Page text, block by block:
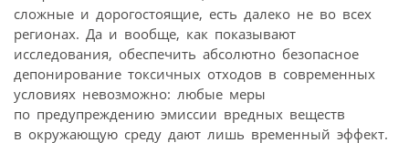
сложные и дорогостоящие, есть далеко не во всех
регионах. Да и вообще, как показывают
исследования, обеспечить абсолютно безопасное
депонирование токсичных отходов в современных
условиях невозможно: любые меры
по предупреждению эмиссии вредных веществ
в окружающую среду дают лишь временный эффект.